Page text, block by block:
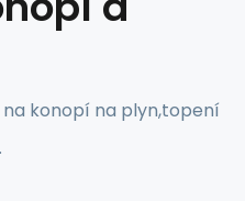
konopí na plyn,topení